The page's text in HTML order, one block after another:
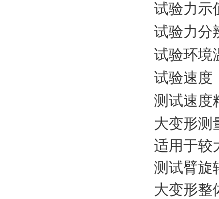
试验力示
试验力分
试验环境
试验速度
测试速度
大变形测
适用于较
测试臂旋
大变形整